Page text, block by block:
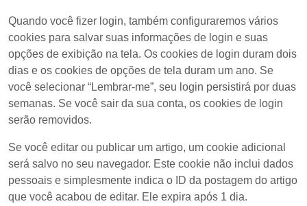
Quando você fizer login, também configuraremos vários
cookies para salvar suas informações de login e suas
opções de exibição na tela. Os cookies de login duram dois
dias e os cookies de opções de tela duram um ano. Se
você selecionar “Lembrar-me”, seu login persistirá por duas
semanas. Se você sair da sua conta, os cookies de login
serão removidos.
Se você editar ou publicar um artigo, um cookie adicional
será salvo no seu navegador. Este cookie não inclui dados
pessoais e simplesmente indica o ID da postagem do artigo
que você acabou de editar. Ele expira após 1 dia.